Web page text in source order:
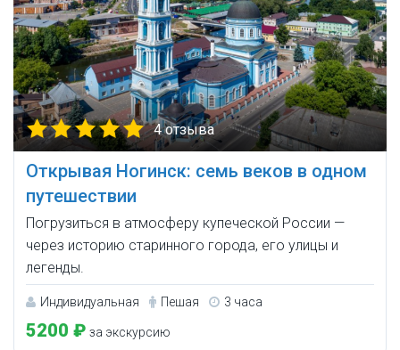
4 отзыва
Открывая Ногинск: семь веков в одном
путешествии
Погрузиться в атмосферу купеческой России —
через историю старинного города, его улицы и
легенды.
Индивидуальная Пешая 3 часа
5200 ₽ за экскурсию